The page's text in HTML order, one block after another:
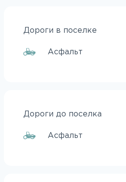
Дороги в поселке
Асфальт
Дороги до поселка
Асфальт